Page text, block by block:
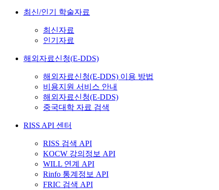
최신/인기 학술자료
최신자료
인기자료
해외자료신청(E-DDS)
해외자료신청(E-DDS) 이용 방법
비용지원 서비스 안내
해외자료신청(E-DDS)
중국대학 자료 검색
RISS API 센터
RISS 검색 API
KOCW 강의정보 API
WILL 연계 API
Rinfo 통계정보 API
FRIC 검색 API